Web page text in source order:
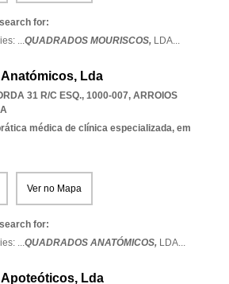
for:
...QUADRADOS MOURISCOS, LDA...
Lda
31 R/C ESQ., 1000-007, ARROIOS
médica de clínica especializada, em
Ver no Mapa
for:
...QUADRADOS ANATÓMICOS, LDA...
Lda